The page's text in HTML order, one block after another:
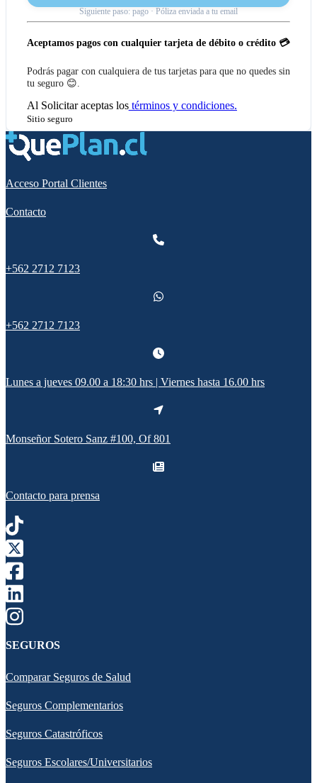
Siguiente paso: pago · Póliza enviada a tu email
Aceptamos pagos con cualquier tarjeta de débito o crédito 💳
Podrás pagar con cualquiera de tus tarjetas para que no quedes sin
tu seguro 😊.
Al Solicitaraceptas lostérminos y condiciones.
Sitio seguro
Acceso Portal Clientes
Contacto
+562 2712 7123
+562 2712 7123
Lunes a jueves 09.00 a 18:30 hrs | Viernes hasta 16.00 hrs
Monseñor Sotero Sanz #100, Of 801
Contacto para prensa
SEGUROS
Comparar Seguros de Salud
Seguros Complementarios
Seguros Catastróficos
Seguros Escolares/Universitarios